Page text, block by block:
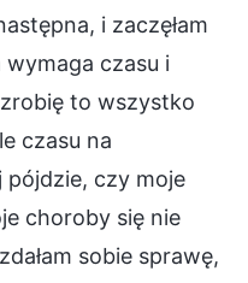
i zaczęłam
wymaga czasu i
zrobię to wszystko
czasu na
pójdzie, czy moje
choroby się nie
sobie sprawę,